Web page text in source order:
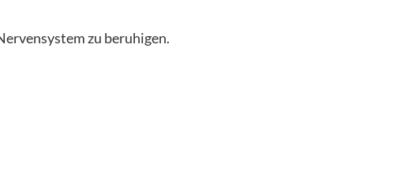
zu beruhigen.